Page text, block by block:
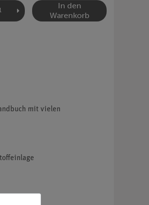
In den
Warenkorb
mit vielen